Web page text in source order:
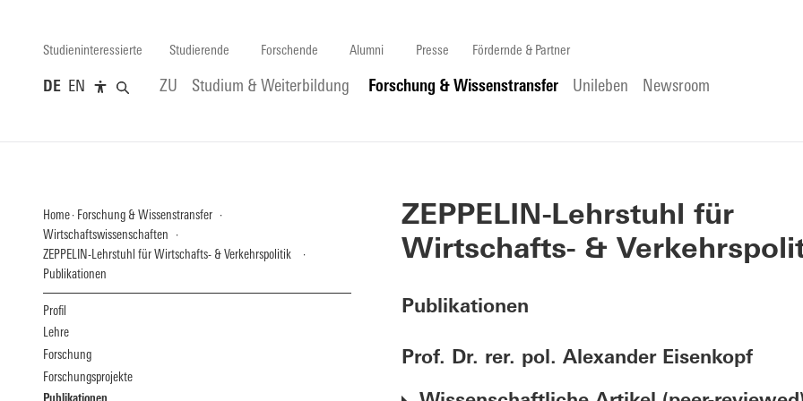
Studieninteressierte Studierende Forschende Alumni Presse Fördernde & Partner
DE EN ZU Studium & Weiterbildung Forschung & Wissenstransfer Unileben Newsroom
Home Forschung & Wissenstransfer
Wirtschaftswissenschaften
ZEPPELIN-Lehrstuhl für Wirtschafts- & Verkehrspolitik
Publikationen
Profil
Lehre
Forschung
Forschungsprojekte
ZEPPELIN-Lehrstuhl für
Wirtschafts- &
Publikationen
Prof. Dr. rer. pol. Alexander Eisenkopf